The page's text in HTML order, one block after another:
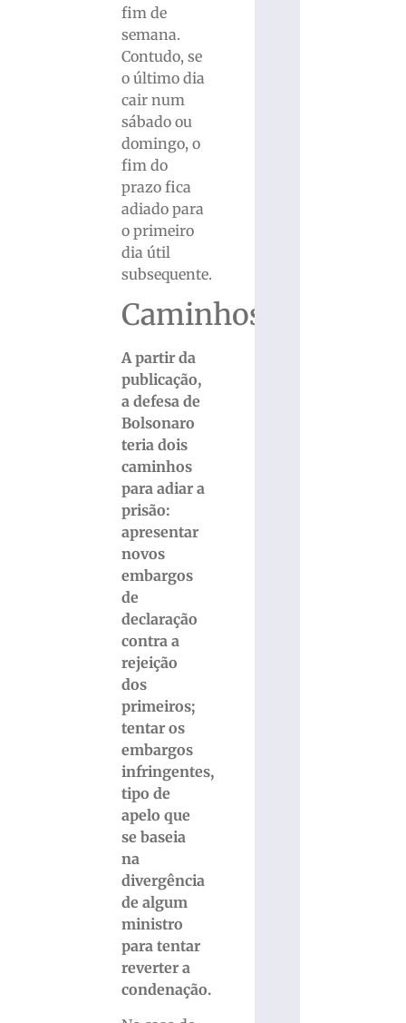
fim de
semana.
Contudo, se
o último dia
cair num
sábado ou
domingo, o
fim do
prazo fica
adiado para
o primeiro
dia útil
subsequente.
Caminhos
A partir da
publicação,
a defesa de
Bolsonaro
teria dois
caminhos
para adiar a
prisão:
apresentar
novos
embargos
de
declaração
contra a
rejeição
dos
primeiros;
tentar os
embargos
infringentes,
tipo de
apelo que
se baseia
na
divergência
de algum
ministro
para tentar
reverter a
condenação.